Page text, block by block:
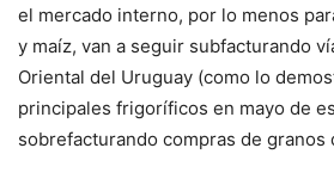
el mercado interno, por lo menos
y maíz, van a seguir subfacturando
Oriental del Uruguay (como lo
principales frigoríficos en mayo de
sobrefacturando compras de granos